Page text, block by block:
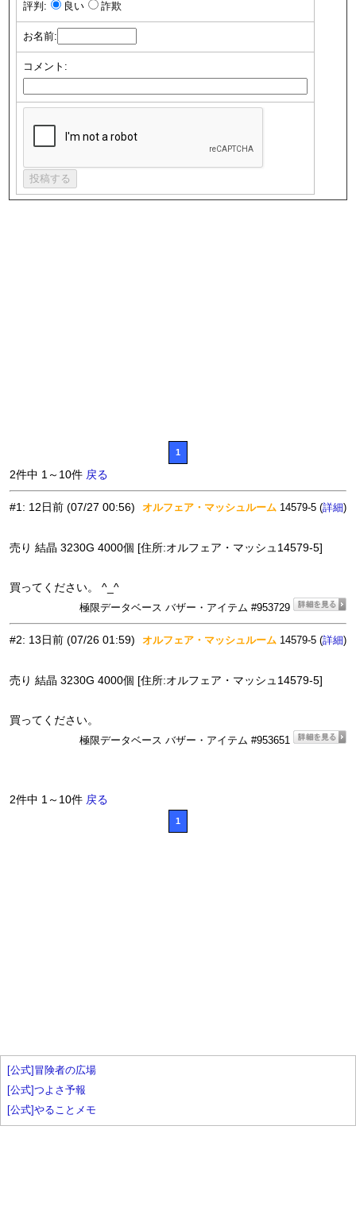
評判: 良い 詐欺
お名前:
コメント:
1
2件中 1～10件 戻る
#1: 12日前 (07/27 00:56) オルフェア・マッシュルーム 14579-5 (詳細)
売り 結晶 3230G 4000個 [住所:オルフェア・マッシュ14579-5]
買ってください。 ^_^
極限データベース バザー・アイテム #953729
#2: 13日前 (07/26 01:59) オルフェア・マッシュルーム 14579-5 (詳細)
売り 結晶 3230G 4000個 [住所:オルフェア・マッシュ14579-5]
買ってください。
極限データベース バザー・アイテム #953651
2件中 1～10件 戻る
1
[公式]冒険者の広場
[公式]つよさ予報
[公式]やることメモ